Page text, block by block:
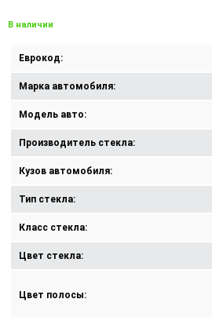
В наличии
Еврокод:
Марка автомобиля:
Модель авто:
Производитель стекла:
Кузов автомобиля:
Тип стекла:
Класс стекла:
Цвет стекла:
Цвет полосы:
ПОЛИТИКА КОНФИДЕНЦИАЛЬНОСТИ